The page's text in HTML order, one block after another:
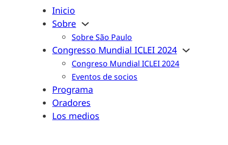
Inicio
Sobre
Sobre São Paulo
Congresso Mundial ICLEI 2024
Congreso Mundial ICLEI 2024
Eventos de socios
Programa
Oradores
Los medios